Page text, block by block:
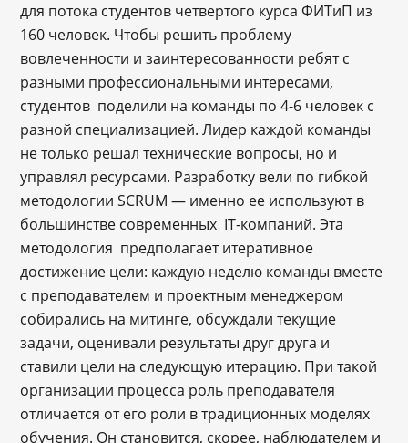
для потока студентов четвертого курса ФИТиП из
160 человек. Чтобы решить проблему
вовлеченности и заинтересованности ребят с
разными профессиональными интересами,
студентов поделили на команды по 4-6 человек с
разной специализацией. Лидер каждой команды
не только решал технические вопросы, но и
управлял ресурсами. Разработку вели по гибкой
методологии SCRUM — именно ее используют в
большинстве современных IT-компаний. Эта
методология предполагает итеративное
достижение цели: каждую неделю команды вместе
с преподавателем и проектным менеджером
собирались на митинге, обсуждали текущие
задачи, оценивали результаты друг друга и
ставили цели на следующую итерацию. При такой
организации процесса роль преподавателя
отличается от его роли в традиционных моделях
обучения. Он становится, скорее, наблюдателем и